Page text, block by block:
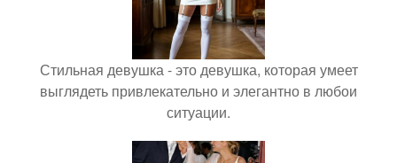
Стильная девушка - это девушка, которая умеет
выглядеть привлекательно и элегантно в любои
ситуации.